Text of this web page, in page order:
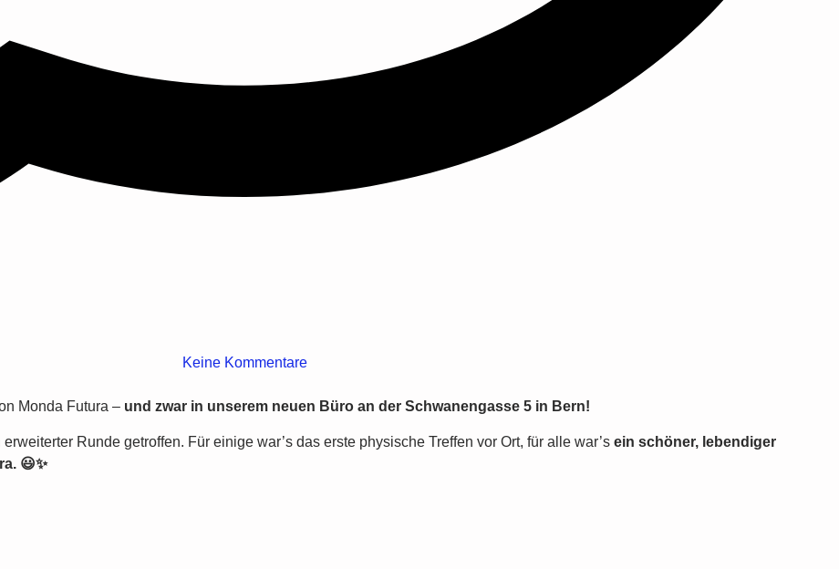
Keine Kommentare
Monda Futura – und zwar in unserem neuen Büro an der Schwanengasse 5 in Bern!
Runde getroffen. Für einige war’s das erste physische Treffen vor Ort, für alle war’s ein schöner, lebendiger
😃✨